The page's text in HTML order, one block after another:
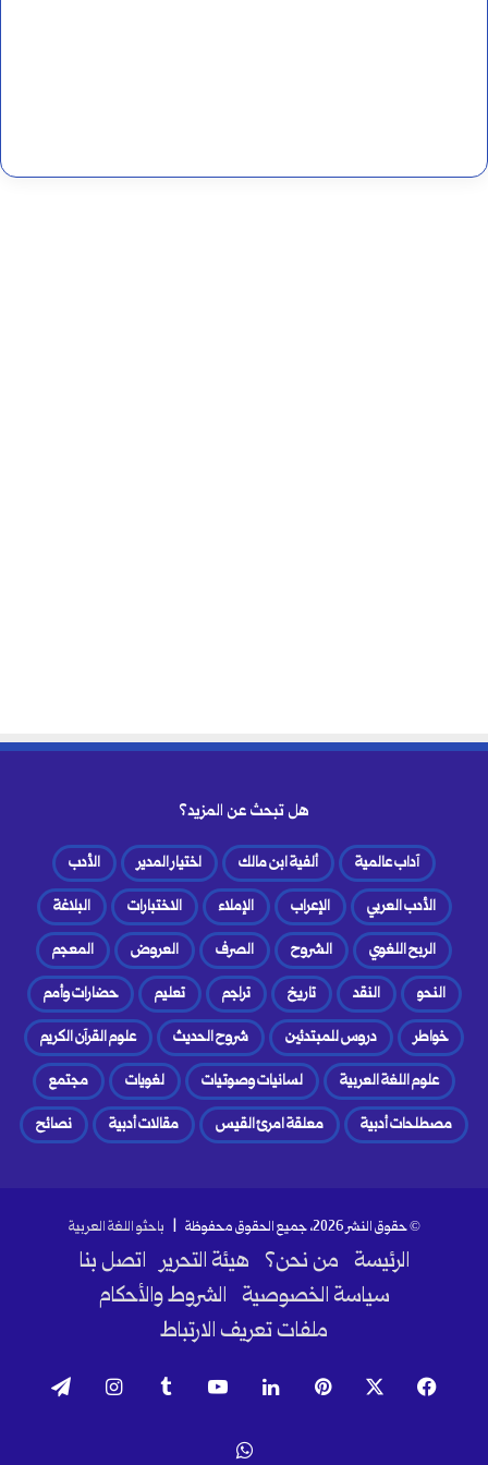
هل تبحث عن المزيد؟
آداب عالمية ألفية ابن مالك اختيار المدير
الأدب
الأدب العربي
الإعراب الإملاء الاختبارات
البلاغة
الربح اللغوي
الشروح الصرف العروض
المعجم
النحو
النقد تاريخ تراجم تعليم
حضارات وأمم
خواطر
دروس للمبتدئين شروح الحديث
علوم القرآن الكريم
علوم اللغة العربية
لسانيات وصوتيات لغويات
مجتمع
مصطلحات أدبية
معلقة امرئ القيس مقالات أدبية نصائح
© حقوق النشر 2026، جميع الحقوق محفوظة | باحثو اللغة العربية
الرئيسة من نحن؟ هيئة التحرير اتصل بنا
سياسة الخصوصية الشروط والأحكام
ملفات تعريف الارتباط
فيسبوك بينتيريست لينكدإن ‫YouTube انستقرام